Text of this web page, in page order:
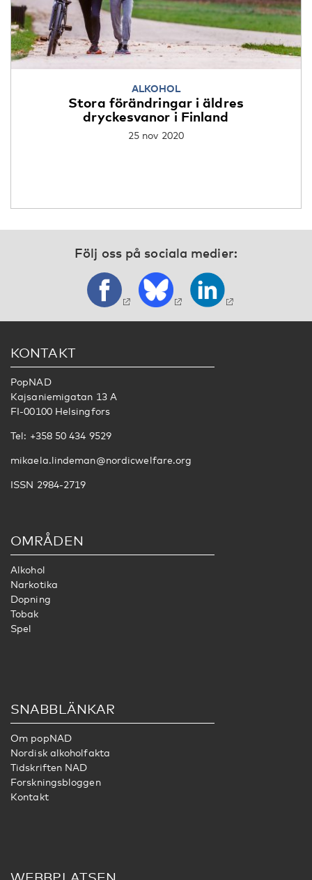
ALKOHOL
Stora förändringar i äldres
dryckesvanor i Finland
25 nov 2020
Följ oss på sociala medier:
KONTAKT
PopNAD
Kajsaniemigatan 13 A
FI-00100 Helsingfors
Tel: +358 50 434 9529
mikaela.lindeman@nordicwelfare.org
ISSN 2984-2719
OMRÅDEN
Alkohol
Narkotika
Dopning
Tobak
Spel
SNABBLÄNKAR
Om popNAD
Nordisk alkoholfakta
Tidskriften NAD
Forskningsbloggen
Kontakt